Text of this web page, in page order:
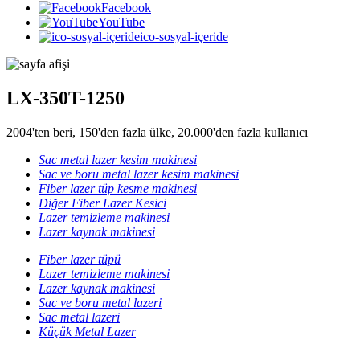
Facebook
YouTube
ico-sosyal-içeride
LX-350T-1250
2004'ten beri, 150'den fazla ülke, 20.000'den fazla kullanıcı
Sac metal lazer kesim makinesi
Sac ve boru metal lazer kesim makinesi
Fiber lazer tüp kesme makinesi
Diğer Fiber Lazer Kesici
Lazer temizleme makinesi
Lazer kaynak makinesi
Fiber lazer tüpü
Lazer temizleme makinesi
Lazer kaynak makinesi
Sac ve boru metal lazeri
Sac metal lazeri
Küçük Metal Lazer